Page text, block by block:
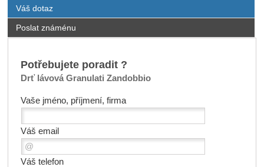
Váš dotaz
Poslat známénu
Potřebujete poradit ?
Drť lávová Granulati Zandobbio
Vaše jméno, příjmení, firma
Váš email
Váš telefon